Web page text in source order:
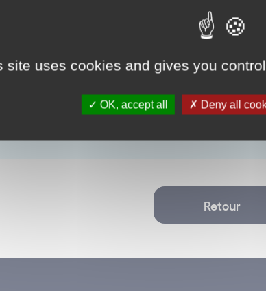
Retour
site uses cookies and gives you
OK, accept all Deny all